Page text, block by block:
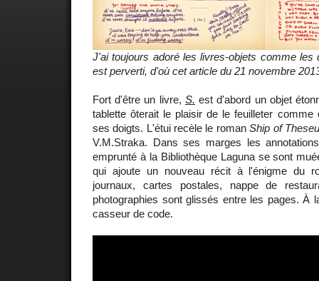
J'ai toujours adoré les livres-objets comme les
est perverti, d'où cet article du 21 novembre
Fort d'être un livre, S. est d'abord un objet
tablette ôterait le plaisir de le feuilleter comme
ses doigts. L'étui recèle le romanShip of
V.M.Straka. Dans ses marges les
emprunté à la Bibliothèque Laguna se sont
qui ajoute un nouveau récit à l'énigme du
journaux, cartes postales, nappe de
photographies sont glissés entre les pages. À
casseur de code.